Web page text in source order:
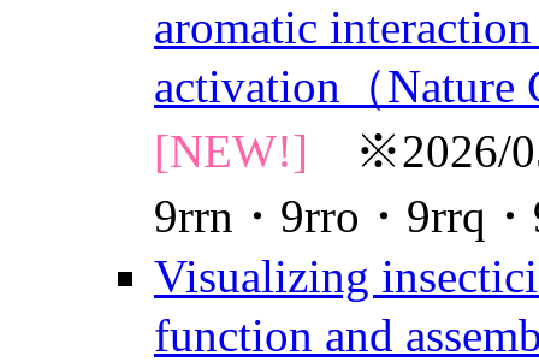
aromatic
activation（Nature
[NEW!] ※2026/
9rrn・9rro・9rrq
Visualizing
function and